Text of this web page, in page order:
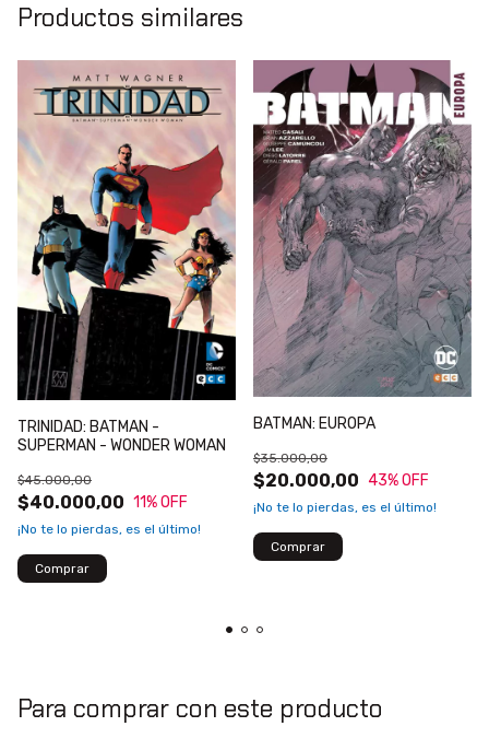
Productos similares
TRINIDAD: BATMAN -
SUPERMAN - WONDER WOMAN
$40.000,00
$45.000,00
11% OFF
¡No te lo pierdas, es el último!
BATMAN: EUROPA
$20.000,00
$35.000,00
43% OFF
¡No te lo pierdas, es el último!
Para comprar con este producto